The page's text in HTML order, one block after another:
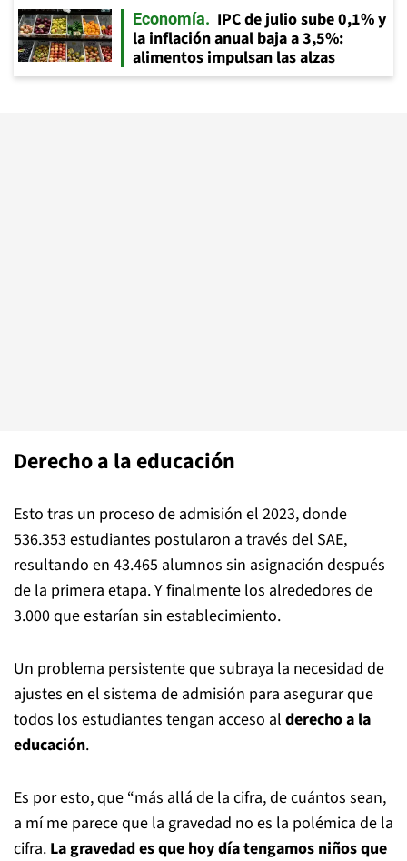
Economía
IPC de julio sube 0,1% y
la inflación anual baja a 3,5%:
alimentos impulsan las alzas
Derecho a la educación
Esto tras un proceso de admisión el 2023, donde
536.353 estudiantes postularon a través del SAE,
resultando en 43.465 alumnos sin asignación después
de la primera etapa. Y finalmente los alrededores de
3.000 que estarían sin establecimiento.
Un problema persistente que subraya la necesidad de
ajustes en el sistema de admisión para asegurar que
todos los estudiantes tengan acceso al derecho a la
educación.
Es por esto, que “más allá de la cifra, de cuántos sean,
a mí me parece que la gravedad no es la polémica de la
cifra. La gravedad es que hoy día tengamos niños que